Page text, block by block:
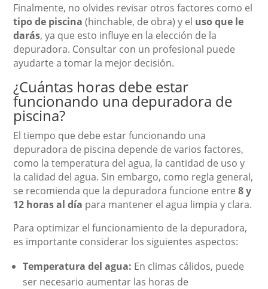
Finalmente, no olvides revisar otros factores como el
tipo de piscina (hinchable, de obra) y el uso que le
darás, ya que esto influye en la elección de la
depuradora. Consultar con un profesional puede
ayudarte a tomar la mejor decisión.
¿Cuántas horas debe estar
funcionando una depuradora de
piscina?
El tiempo que debe estar funcionando una
depuradora de piscina depende de varios factores,
como la temperatura del agua, la cantidad de uso y
la calidad del agua. Sin embargo, como regla general,
se recomienda que la depuradora funcione entre8 y
12 horas al día para mantener el agua limpia y clara.
Para optimizar el funcionamiento de la depuradora,
es importante considerar los siguientes aspectos:
Temperatura del agua: En climas cálidos, puede
ser necesario aumentar las horas de